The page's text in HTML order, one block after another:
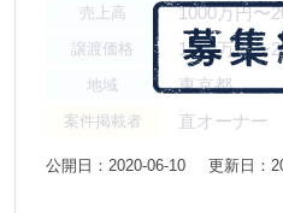
売上高 1000万円〜
譲渡価格 1000万円〜
地域 東京都
案件掲載者 直オーナー
公開日：2020-06-10 更新日：